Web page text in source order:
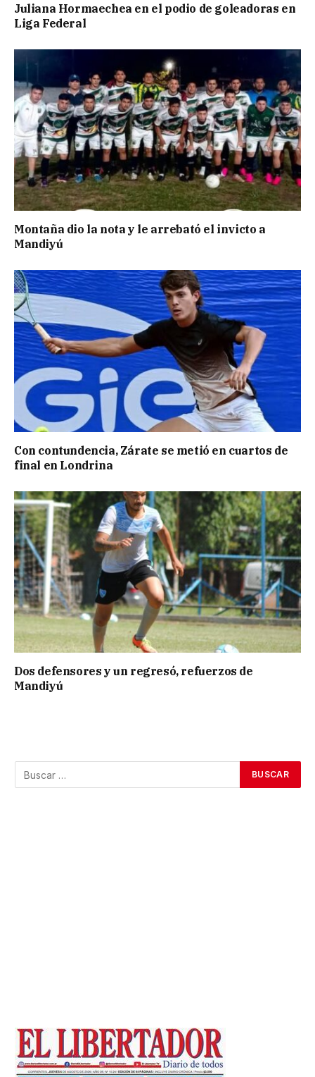
Juliana Hormaechea en el podio de goleadoras en
Liga Federal
Montaña dio la nota y le arrebató el invicto a
Mandiyú
Con contundencia, Zárate se metió en cuartos de
final en Londrina
Dos defensores y un regresó, refuerzos de
Mandiyú